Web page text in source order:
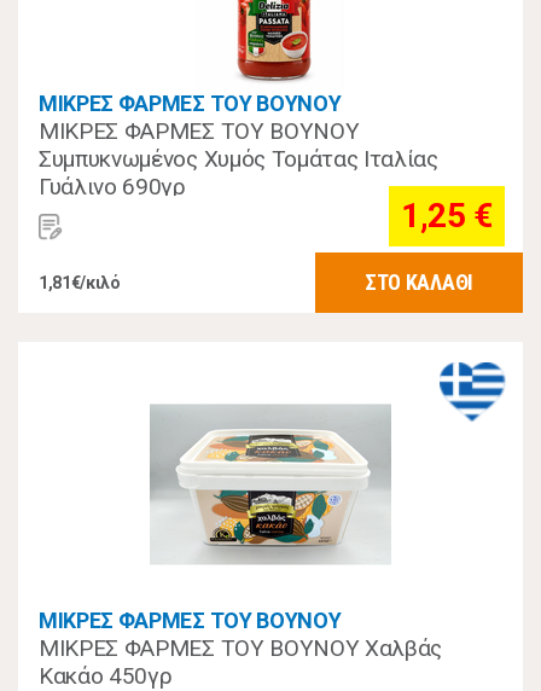
ΜΙΚΡΕΣ ΦΑΡΜΕΣ ΤΟΥ ΒΟΥΝΟΥ
ΜΙΚΡΕΣ ΦΑΡΜΕΣ ΤΟΥ ΒΟΥΝΟΥ
Συμπυκνωμένος Χυμός Τομάτας Ιταλίας
Γυάλινο 690γρ
1,25 €
1,81€/κιλό ΣΤΟ ΚΑΛΑΘΙ
ΜΙΚΡΕΣ ΦΑΡΜΕΣ ΤΟΥ ΒΟΥΝΟΥ
ΜΙΚΡΕΣ ΦΑΡΜΕΣ ΤΟΥ ΒΟΥΝΟΥ Χαλβάς
Κακάο 450γρ